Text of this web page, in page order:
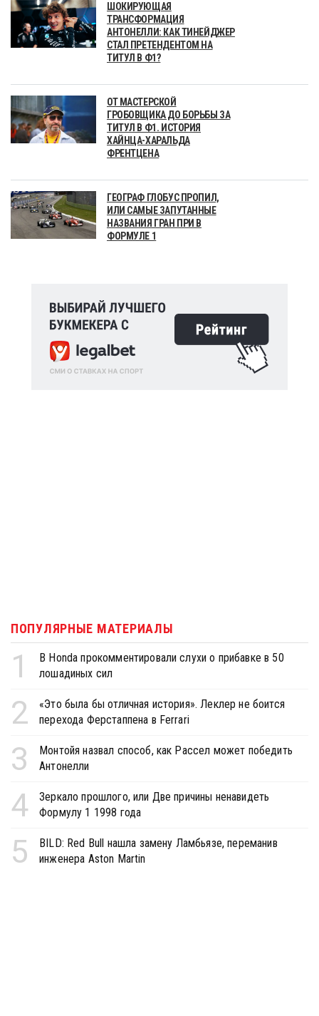
ШОКИРУЮЩАЯ
ТРАНСФОРМАЦИЯ
АНТОНЕЛЛИ: КАК ТИНЕЙДЖЕР
СТАЛ ПРЕТЕНДЕНТОМ НА
ТИТУЛ В Ф1?
ОТ МАСТЕРСКОЙ
ГРОБОВЩИКА ДО БОРЬБЫ ЗА
ТИТУЛ В Ф1. ИСТОРИЯ
ХАЙНЦА-ХАРАЛЬДА
ФРЕНТЦЕНА
ГЕОГРАФ ГЛОБУС ПРОПИЛ,
ИЛИ САМЫЕ ЗАПУТАННЫЕ
НАЗВАНИЯ ГРАН ПРИ В
ФОРМУЛЕ 1
ПОПУЛЯРНЫЕ МАТЕРИАЛЫ
1
В Honda прокомментировали слухи о прибавке в 50
лошадиных сил
2
«Это была бы отличная история». Леклер не боится
перехода Ферстаппена в Ferrari
3
Монтойя назвал способ, как Рассел может победить
Антонелли
4
Зеркало прошлого, или Две причины ненавидеть
Формулу 1 1998 года
5
BILD: Red Bull нашла замену Ламбьязе, переманив
инженера Aston Martin